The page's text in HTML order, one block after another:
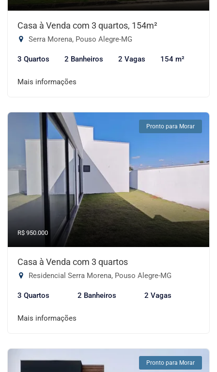
Casa à Venda com 3 quartos, 154m²
Serra Morena, Pouso Alegre-MG
3 Quartos 2 Banheiros 2 Vagas 154 m²
Mais informações
Pronto para Morar
R$ 950.000
Casa à Venda com 3 quartos
Residencial Serra Morena, Pouso Alegre-MG
3 Quartos 2 Banheiros 2 Vagas
Mais informações
Pronto para Morar